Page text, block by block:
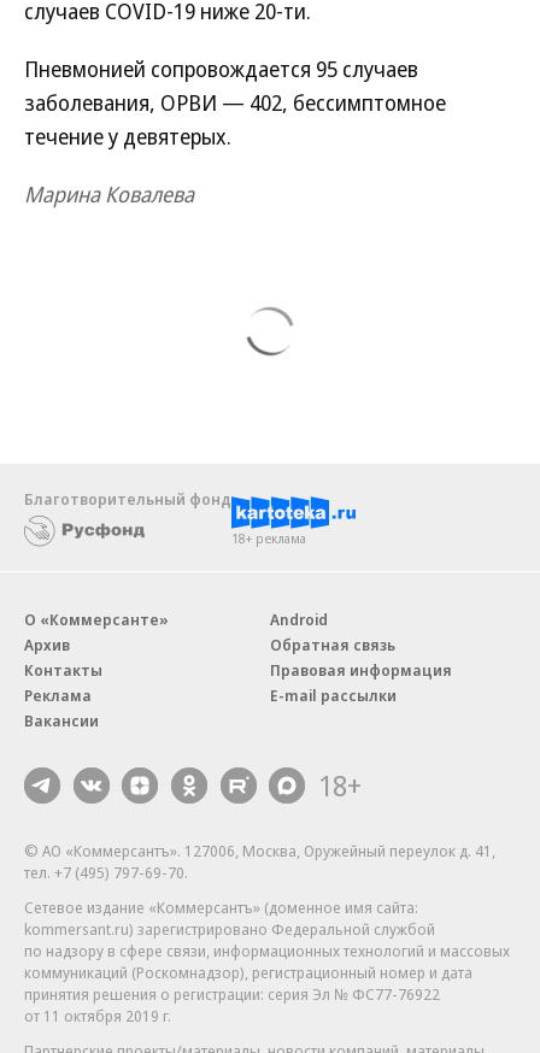
случаев COVID-19 ниже 20-ти.
Пневмонией сопровождается 95 случаев
заболевания, ОРВИ — 402, бессимптомное
течение у девятерых.
Марина Ковалева
Благотворительный фонд
18+ реклама
О «Коммерсанте»
Архив
Контакты
Реклама
Вакансии
Android
Обратная связь
Правовая информация
E-mail рассылки
18+
© АО «Коммерсантъ». 127006, Москва, Оружейный переулок д. 41,
тел. +7 (495) 797-69-70.
Сетевое издание «Коммерсантъ» (доменное имя сайта:
kommersant.ru) зарегистрировано Федеральной службой
по надзору в сфере связи, информационных технологий и массовых
коммуникаций (Роскомнадзор), регистрационный номер и дата
принятия решения о регистрации: серия Эл № ФС77-76922
от 11 октября 2019 г.